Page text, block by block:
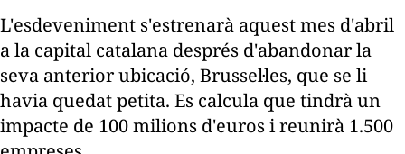
L'esdeveniment s'estrenarà aquest mes d'abril
a la capital catalana després d'abandonar la
seva anterior ubicació, Brussel·les, que se li
havia quedat petita. Es calcula que tindrà un
impacte de 100 milions d'euros i reunirà 1.500